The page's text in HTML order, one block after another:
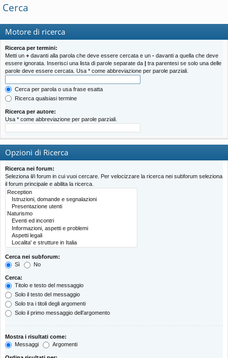
Cerca
Motore di ricerca
Ricerca per termini:
Metti un + davanti alla parola che deve essere cercata e un - davanti a quella che deve
essere ignorata. Inserisci una lista di parole separate da | tra parentesi se solo una delle
parole deve essere cercata. Usa * come abbreviazione per parole parziali.
Cerca per parola o usa frase esatta
Ricerca qualsiasi termine
Ricerca per autore:
Usa * come abbreviazione per parole parziali.
Opzioni di Ricerca
Ricerca nei forum:
Seleziona il/i forum in cui vuoi cercare. Per velocizzare la ricerca nei subforum seleziona
il forum principale e abilita la ricerca.
Cerca nei subforum:
Sì
No
Cerca:
Titolo e testo del messaggio
Solo il testo del messaggio
Solo tra i titoli degli argomenti
Solo il primo messaggio dell’argomento
Mostra i risultati come:
Messaggi
Argomenti